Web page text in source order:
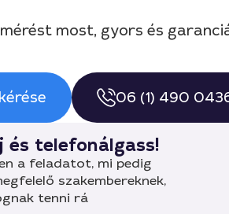
most, gyors és
06 (1) 490
és telefonálgass!
a feladatot, mi pedig
szakembereknek,
tenni rá